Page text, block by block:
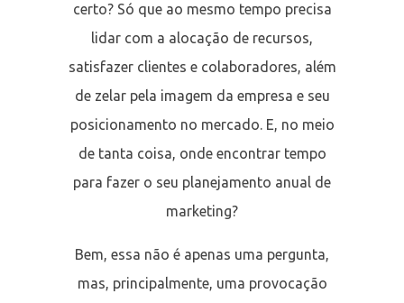
certo? Só que ao mesmo tempo precisa
lidar com a alocação de recursos,
satisfazer clientes e colaboradores, além
de zelar pela imagem da empresa e seu
posicionamento no mercado. E, no meio
de tanta coisa, onde encontrar tempo
para fazer o seu planejamento anual de
marketing?
Bem, essa não é apenas uma pergunta,
mas, principalmente, uma provocação